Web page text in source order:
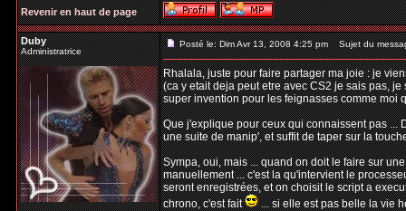
Revenir en haut de page
Duby
Administratrice
Posté le: Dim Avr 13, 2008 4:25 pm Sujet du
Rhalala, juste pour faire partager ma joie : je
(ca y etait deja peut etre avec CS2 je sais pas,
super invention pour les feignasses comme moi
Que j'explique pour ceux qui connaissent pas ...
une suite de manip', et suffit de taper sur la
Sympa, oui, mais ... quand on doit le faire sur
manuellement ... c'est la qu'intervient le
seront enregistrées, et on choisit le script a
chrono, c'est fait
... si elle est pas belle la vie